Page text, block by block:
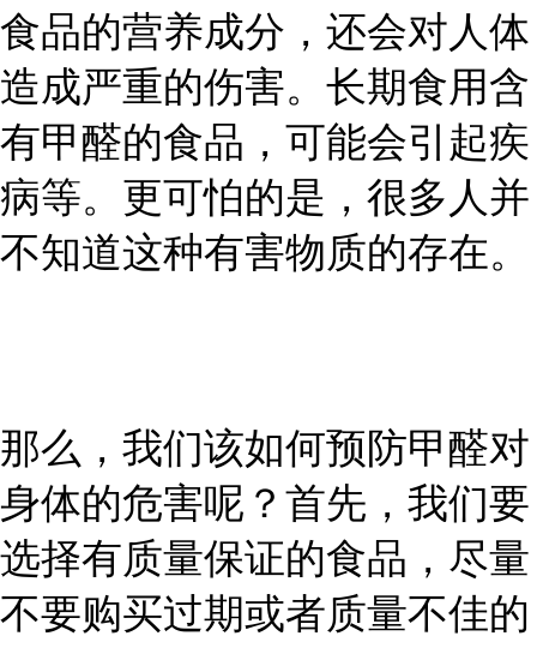
食品的营养成分，还会对人体
造成严重的伤害。长期食用含
有甲醛的食品，可能会引起疾
病等。更可怕的是，很多人并
不知道这种有害物质的存在。
那么，我们该如何预防甲醛对
身体的危害呢？首先，我们要
选择有质量保证的食品，尽量
不要购买过期或者质量不佳的